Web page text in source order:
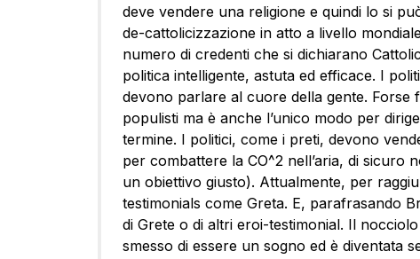
deve vendere una religione e quindi lo si
de-cattolicizzazione in atto a livello
numero di credenti che si dichiarano
politica intelligente, astuta ed efficace. I
devono parlare al cuore della gente. Forse
populisti ma è anche l’unico modo per
termine. I politici, come i preti, devono
per combattere la CO^2 nell’aria, di sicuro
un obiettivo giusto). Attualmente, per
testimonials come Greta. E, parafrasando
di Grete o di altri eroi-testimonial. Il
smesso di essere un sogno ed è diventata